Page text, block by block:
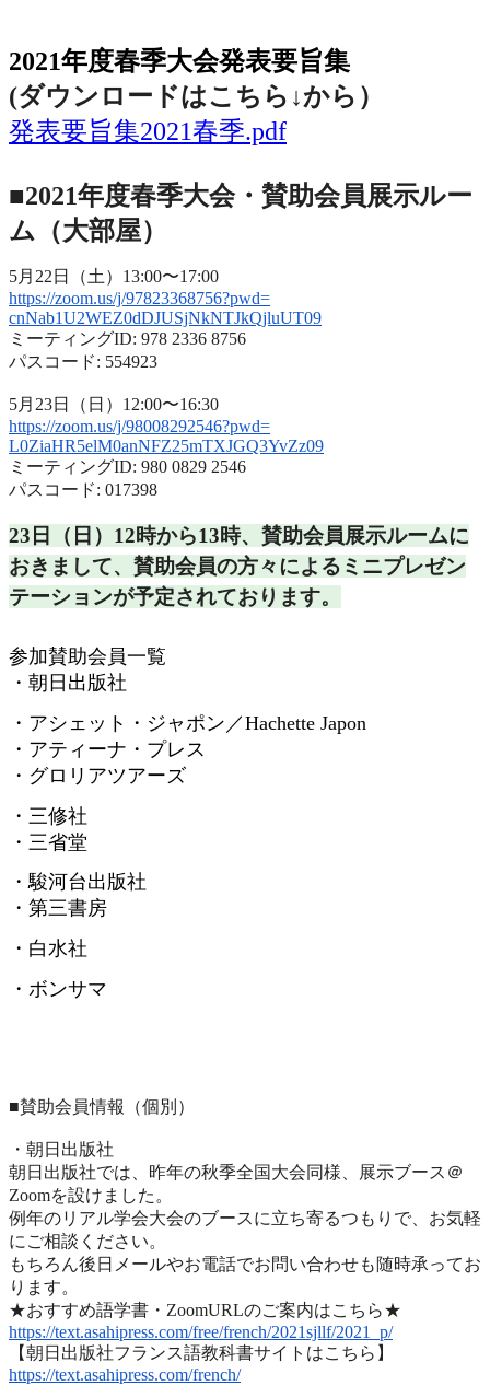
2021年度春季大会発表要旨集
(ダウンロードはこちら↓から ）
発表要旨集2021春季.pdf
■2021年度春季大会・賛助会員展示ルー
ム（大部屋）
5月22日（土）13:00〜17:00
https://zoom.us/j/97823368756?pwd=
cnNab1U2WEZ0dDJUSjNkNTJkQjluUT09
ミーティングID: 978 2336 8756
パスコード: 554923
5月23日（日）12:00〜16:30
https://zoom.us/j/98008292546?pwd=
L0ZiaHR5elM0anNFZ25mTXJGQ3YvZz09
ミーティングID: 980 0829 2546
パスコード: 017398
23日（日）12時から13時、 賛助会員展示ルームに
おきまして、 賛助会員の方々によるミニプレゼン
テーションが予定されております。
参加賛助会員一覧
・朝日出版社
・アシェット・ジャポン／Hachette Japon
・アティーナ・プレス
・グロリアツアーズ
・三修社
・三省堂
・駿河台出版社
・第三書房
・白水社
・ボンサマ
■賛助会員情報（個別）
・朝日出版社
朝日出版社では、昨年の秋季全国大会同様、展示ブース＠
Zoomを設けました。
例年のリアル学会大会のブースに立ち寄るつもりで、 お気軽
にご相談ください。
もちろん後日メールやお電話でお問い合わせも随時承ってお
ります。
★おすすめ語学書・ZoomURLのご案内はこちら★
https://text.asahipress.com/free/french/2021sjllf/2021_p/
【朝日出版社フランス語教科書サイトはこちら】
https://text.asahipress.com/french/